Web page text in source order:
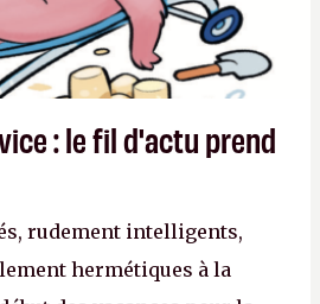
: le fil d'actu prend
rudement intelligents,
hermétiques à la